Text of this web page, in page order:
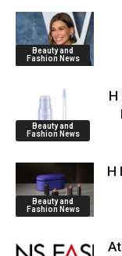
Beauty and
Fashion News
Beauty and
Fashion News
Η
Beauty and
Fashion News
Η